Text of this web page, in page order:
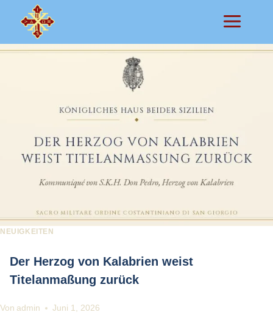
Inhalt
springen
NEUIGKEITEN
Der Herzog von Kalabrien weist
Titelanmaßung zurück
Von admin Juni 1, 2026